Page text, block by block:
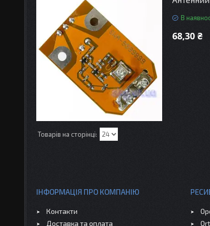
В
68,30 ₴
ІНФОРМАЦІЯ ПРО КОМПАНІЮ
Контакти
Доставка та оплата